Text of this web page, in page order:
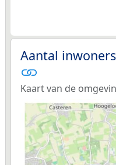
Aantal
Kaart van de